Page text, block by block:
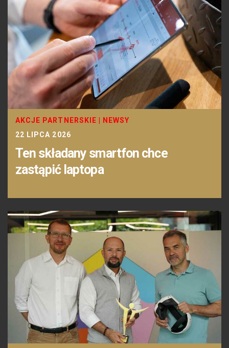
AKCJE PARTNERSKIE
NEWSY
22 LIPCA 2026
Ten składany smartfon chce
zastąpić laptopa